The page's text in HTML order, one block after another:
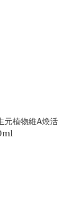
元植物維A煥活